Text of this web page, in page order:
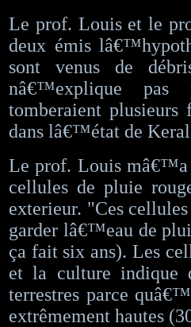
Le prof. Louis et le
deux émis
sont venus de
nâ€™explique pas
tomberaient
dans lâ€™état de
Le prof. Louis
cellules de pluie
exterieur. "Ces
garder lâ€™eau de
ça fait six ans). Les
et la culture indique
terrestres parce
extrêmement hautes